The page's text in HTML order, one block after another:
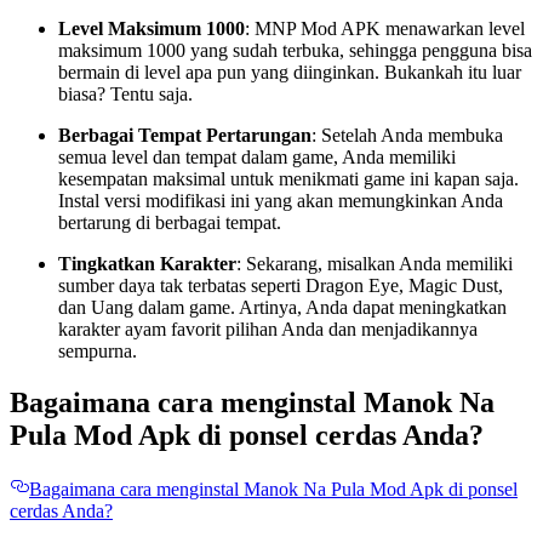
Level Maksimum 1000: MNP Mod APK menawarkan level
maksimum 1000 yang sudah terbuka, sehingga pengguna bisa
bermain di level apa pun yang diinginkan. Bukankah itu luar
biasa? Tentu saja.
Berbagai Tempat Pertarungan: Setelah Anda membuka
semua level dan tempat dalam game, Anda memiliki
kesempatan maksimal untuk menikmati game ini kapan saja.
Instal versi modifikasi ini yang akan memungkinkan Anda
bertarung di berbagai tempat.
Tingkatkan Karakter: Sekarang, misalkan Anda memiliki
sumber daya tak terbatas seperti Dragon Eye, Magic Dust,
dan Uang dalam game. Artinya, Anda dapat meningkatkan
karakter ayam favorit pilihan Anda dan menjadikannya
sempurna.
Bagaimana cara menginstal Manok Na
Pula Mod Apk di ponsel cerdas Anda?
Bagaimana cara menginstal Manok Na Pula Mod Apk di ponsel
cerdas Anda?